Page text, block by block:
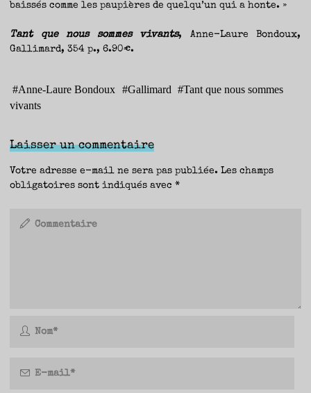
baissés comme les paupières de quelqu’un qui a honte. »
Tant que nous sommes vivants, Anne-Laure Bondoux,
Gallimard, 354 p., 6.90€.
#Anne-Laure Bondoux #Gallimard #Tant que nous sommes
vivants
Laisser un commentaire
Votre adresse e-mail ne sera pas publiée. Les champs
obligatoires sont indiqués avec*